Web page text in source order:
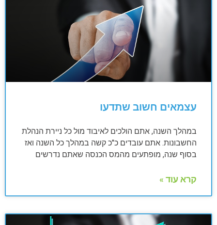
עצמאים חשוב שתדעו
במהלך השנה, אתם הולכים לאיבוד מול כל ניירת הנהלת
החשבונות. אתם עובדים כ"כ קשה במהלך כל השנה ואז
בסוף שנה, מופתעים מהמס הכנסה שאתם נדרשים
קרא עוד »